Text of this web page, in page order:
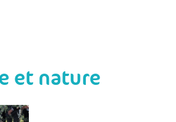
et nature